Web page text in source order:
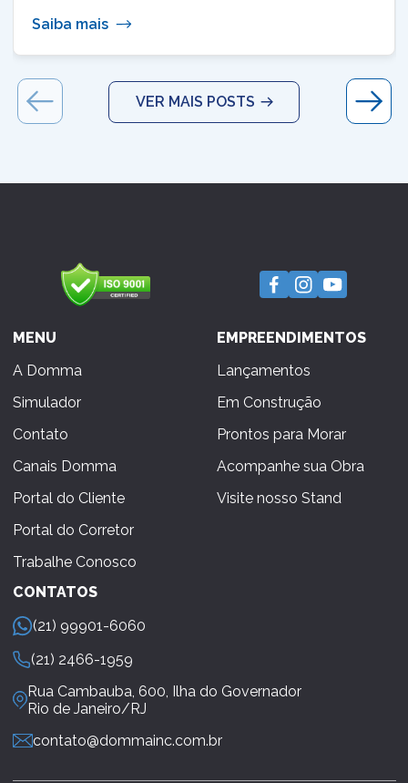
Saiba mais
VER MAIS POSTS
MENU
A Domma
Simulador
Contato
Canais Domma
Portal do Cliente
Portal do Corretor
Trabalhe Conosco
EMPREENDIMENTOS
Lançamentos
Em Construção
Prontos para Morar
Acompanhe sua Obra
Visite nosso Stand
CONTATOS
(21) 99901-6060
(21) 2466-1959
Rua Cambauba, 600, Ilha do Governador
Rio de Janeiro/RJ
contato@dommainc.com.br